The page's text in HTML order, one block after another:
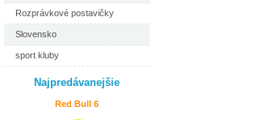
Rozprávkové postavičky
Slovensko
sport kluby
Najpredávanejšie
Red Bull 6